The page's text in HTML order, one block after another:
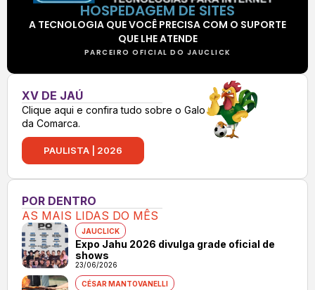
HOSPEDAGEM DE SITES
A TECNOLOGIA QUE VOCÊ PRECISA COM O SUPORTE
QUE LHE ATENDE
PARCEIRO OFICIAL DO JAUCLICK
XV DE JAÚ
Clique aqui e confira tudo sobre o Galo
da Comarca.
PAULISTA | 2026
POR DENTRO
AS MAIS LIDAS DO MÊS
JAUCLICK
Expo Jahu 2026 divulga grade oficial de
shows
23/06/2026
CÉSAR MANTOVANELLI